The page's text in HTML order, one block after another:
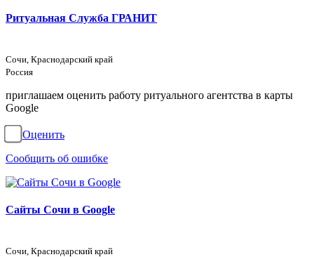
Ритуальная Служба ГРАНИТ
Сочи, Краснодарский край
Россия
приглашаем оценить работу ритуального агентства в карты
Google
Оценить
Сообщить об ошибке
Сайты Сочи в Google
Сочи, Краснодарский край